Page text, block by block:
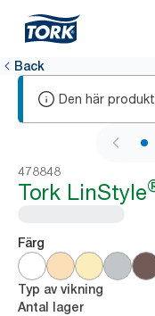
Back
Den här
478848
Tork LinStyle
Färg
Typ av vikning
Antal lager